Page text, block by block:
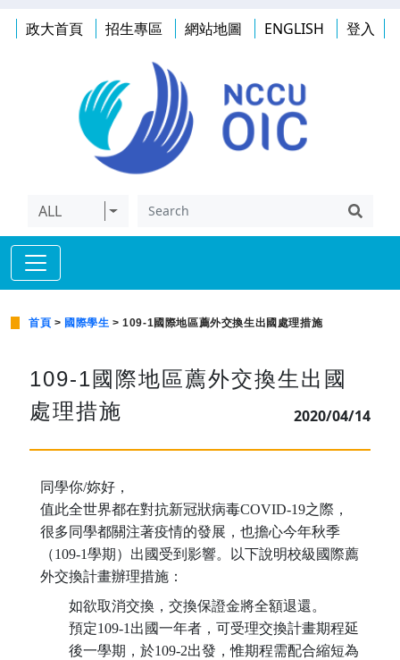
政大首頁 招生專區 網站地圖 ENGLISH 登入
ALL
首頁 > 國際學生 > 109-1國際地區薦外交換生出國處理措施
109-1國際地區薦外交換生出國
處理措施
2020/04/14
同學你/妳好，
值此全世界都在對抗新冠狀病毒COVID-19之際，
很多同學都關注著疫情的發展，也擔心今年秋季
（109-1學期）出國受到影響。以下說明校級國際薦
外交換計畫辦理措施：
如欲取消交換，交換保證金將全額退還。
預定109-1出國一年者，可受理交換計畫期程延
後一學期，於109-2出發，惟期程需配合縮短為